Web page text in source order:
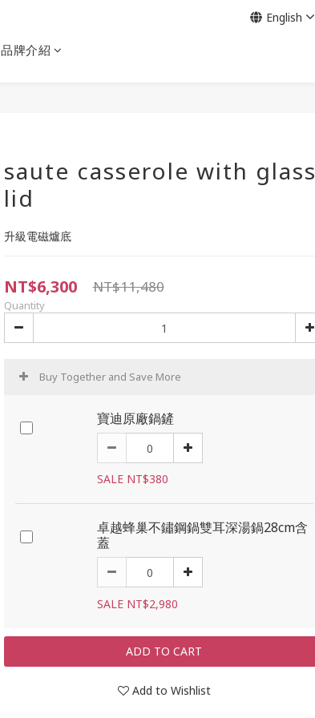
品牌介紹
English
saute casserole with glass
lid
升級電磁爐底
NT$6,300 NT$11,480
Quantity
Buy Together and Save More
寶迪原廠鍋鏟
SALE NT$380
卓越蜂巢不鏽鋼鍋雙耳深湯鍋28cm含
蓋
SALE NT$2,980
ADD TO CART
Add to Wishlist